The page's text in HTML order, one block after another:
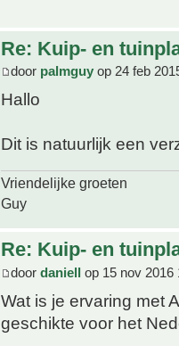
Re: Kuip- en
door palmguy op 24 feb
Hallo
Dit is natuurlijk een
Vriendelijke groeten
Guy
Re: Kuip- en
door daniell op 15 nov 2016
Wat is je ervaring met
geschikte voor het